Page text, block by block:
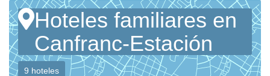
Hoteles familiares en
Canfranc-Estación
9 hoteles